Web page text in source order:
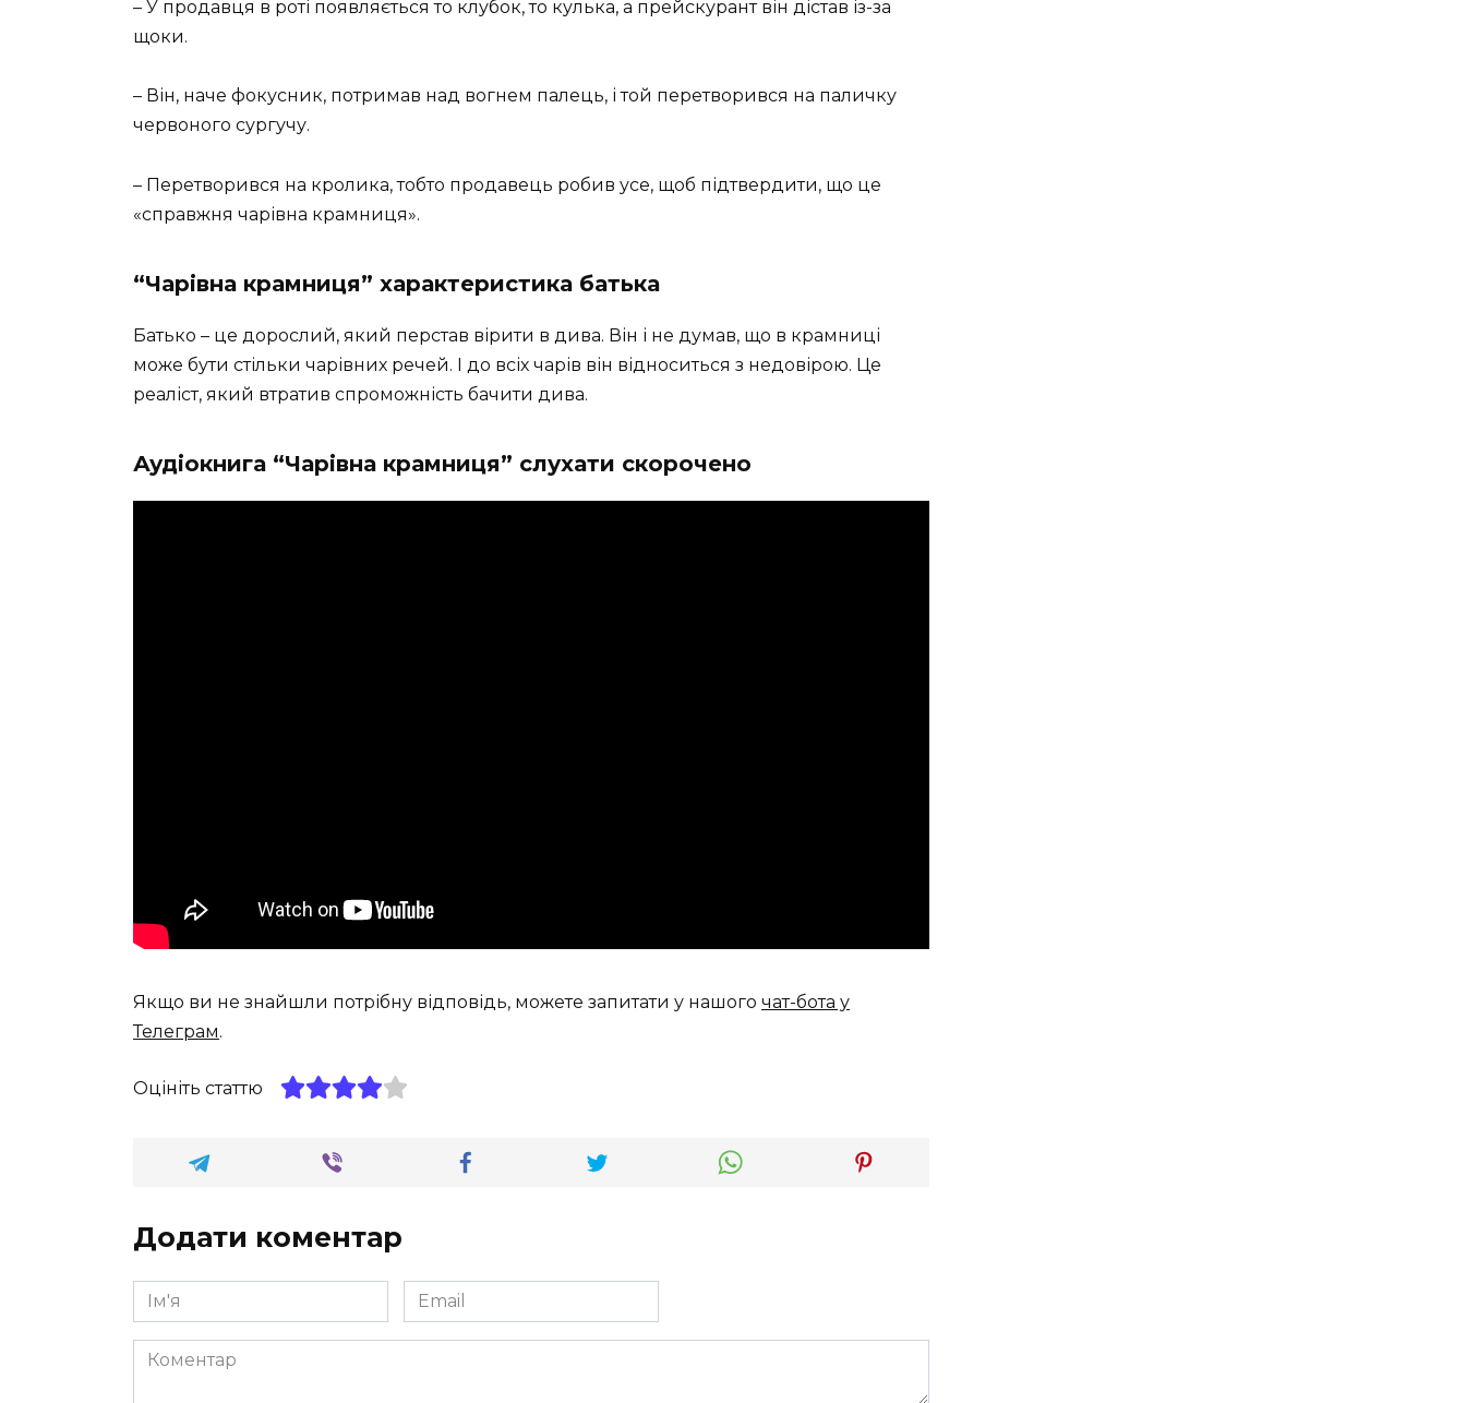
– У продавця в роті появляється то клубок, то кулька, а прейскурант він дістав із-за
щоки.
– Він, наче фокусник, потримав над вогнем палець, і той перетворився на паличку
червоного сургучу.
– Перетворився на кролика, тобто продавець робив усе, щоб підтвердити, що це
«справжня чарівна крамниця».
“Чарівна крамниця” характеристика батька
Батько – це дорослий, який перстав вірити в дива. Він і не думав, що в крамниці
може бути стільки чарівних речей. І до всіх чарів він відноситься з недовірою. Це
реаліст, який втратив спроможність бачити дива.
Аудіокнига “Чарівна крамниця” слухати скорочено
Якщо ви не знайшли потрібну відповідь, можете запитати у нашого чат-бота у
Телеграм.
Оцініть статтю
Додати коментар
Ім'я
*
Email
*
Коментар